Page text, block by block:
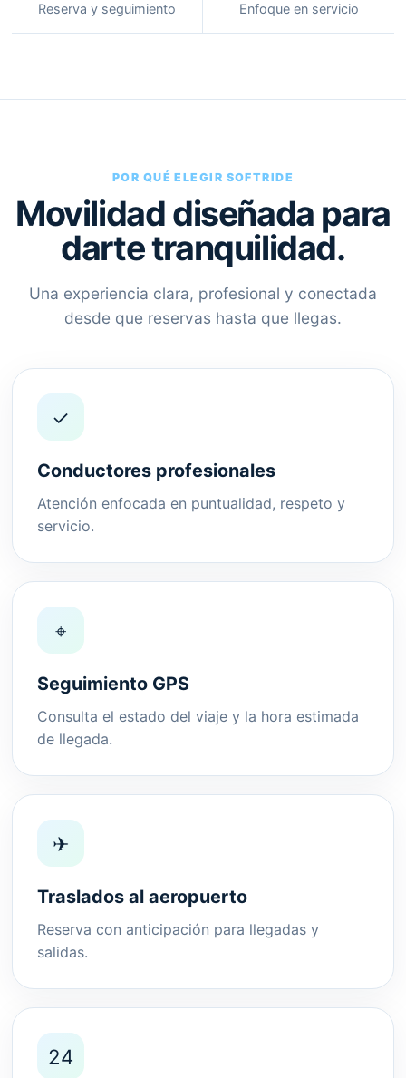
Reserva y seguimiento Enfoque en servicio
POR QUÉ ELEGIR SOFTRIDE
Movilidad diseñada para
darte tranquilidad.
Una experiencia clara, profesional y conectada
desde que reservas hasta que llegas.
✓
Conductores profesionales
Atención enfocada en puntualidad, respeto y
servicio.
⌖
Seguimiento GPS
Consulta el estado del viaje y la hora estimada
de llegada.
✈
Traslados al aeropuerto
Reserva con anticipación para llegadas y
salidas.
24